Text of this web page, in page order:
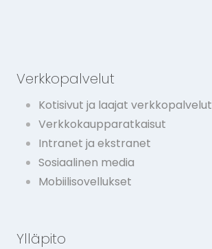
Verkkopalvelut
Kotisivut ja laajat verkkopalvelut
Verkkokaupparatkaisut
Intranet ja ekstranet
Sosiaalinen media
Mobiilisovellukset
Ylläpito